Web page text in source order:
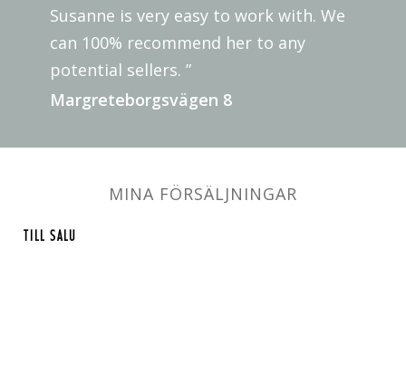
Susanne is very easy to work with. We
can 100% recommend her to any
potential sellers. ”
Margreteborgsvägen 8
MINA FÖRSÄLJNINGAR
TILL SALU